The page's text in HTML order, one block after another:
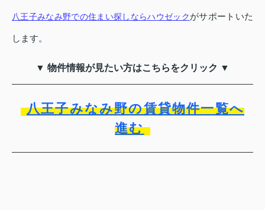
八王子みなみ野での住まい探しならハウゼックがサポートいた
します。
▼ 物件情報が見たい方はこちらをクリック ▼
八王子みなみ野の賃貸物件一覧へ
進む